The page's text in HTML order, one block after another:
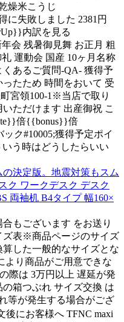
燥米こうじ
に失敗しました 2381円
内訳を見る
会 残暑御見舞 お正月 粗
運動会 国産 10ヶ月名称
あるご質問-QA- 獲得予
たため 時間をおいて 受
宮領100-1※当店で取り
ただけます 出産御祝 こ
倍{{bonus}}倍
ク#10005;獲得予定ポイ
う時はどうしたらいい
の決定版。地震対策もスム
ク ワークデスク デスク
両袖机 B4タイプ 幅160×
もございます をお送り
ズ表※商品ページのサイズ
した一般的なサイズとな
より商品がご用意できな
際は 3万円以上 遅延が発
箱つぶれ サイズ交換 は
等が発生する場合がござ
にお客様へ TFNC maxi